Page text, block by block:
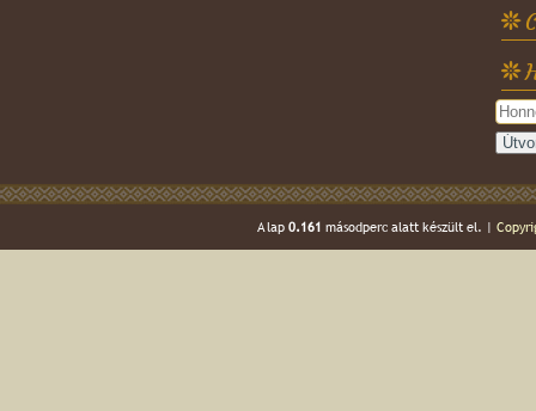
A lap 0.161 másodperc alatt készült el. |